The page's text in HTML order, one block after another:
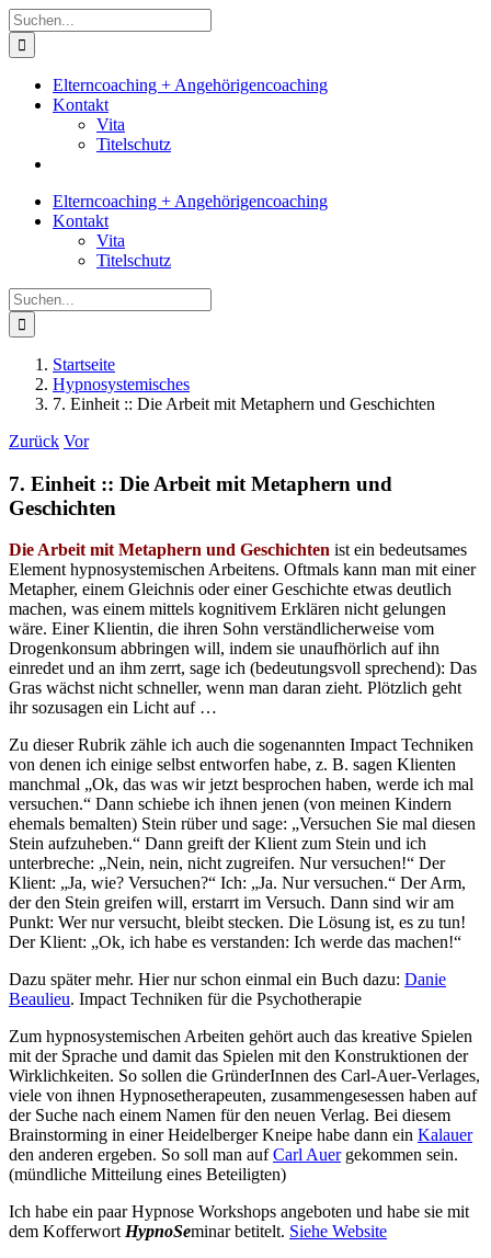
Zum
Inhalt
springen
Suche
nach:
Elterncoaching + Angehörigencoaching
Kontakt
Vita
Titelschutz
Elterncoaching + Angehörigencoaching
Kontakt
Vita
Titelschutz
Suche
nach:
Startseite
Hypnosystemisches
7. Einheit :: Die Arbeit mit Metaphern und Geschichten
Zurück Vor
7. Einheit :: Die Arbeit mit Metaphern und
Geschichten
Die Arbeit mit Metaphern und Geschichten ist ein bedeutsames
Element hypnosystemischen Arbeitens. Oftmals kann man mit einer
Metapher, einem Gleichnis oder einer Geschichte etwas deutlich
machen, was einem mittels kognitivem Erklären nicht gelungen
wäre. Einer Klientin, die ihren Sohn verständlicherweise vom
Drogenkonsum abbringen will, indem sie unaufhörlich auf ihn
einredet und an ihm zerrt, sage ich (bedeutungsvoll sprechend): Das
Gras wächst nicht schneller, wenn man daran zieht. Plötzlich geht
ihr sozusagen ein Licht auf …
Zu dieser Rubrik zähle ich auch die sogenannten Impact Techniken
von denen ich einige selbst entworfen habe, z. B. sagen Klienten
manchmal „Ok, das was wir jetzt besprochen haben, werde ich mal
versuchen.“ Dann schiebe ich ihnen jenen (von meinen Kindern
ehemals bemalten) Stein rüber und sage: „Versuchen Sie mal diesen
Stein aufzuheben.“ Dann greift der Klient zum Stein und ich
unterbreche: „Nein, nein, nicht zugreifen. Nur versuchen!“ Der
Klient: „Ja, wie? Versuchen?“ Ich: „Ja. Nur versuchen.“ Der Arm,
der den Stein greifen will, erstarrt im Versuch. Dann sind wir am
Punkt: Wer nur versucht, bleibt stecken. Die Lösung ist, es zu tun!
Der Klient: „Ok, ich habe es verstanden: Ich werde das machen!“
Dazu später mehr. Hier nur schon einmal ein Buch dazu: Danie
Beaulieu. Impact Techniken für die Psychotherapie
Zum hypnosystemischen Arbeiten gehört auch das kreative Spielen
mit der Sprache und damit das Spielen mit den Konstruktionen der
Wirklichkeiten. So sollen die GründerInnen des Carl-Auer-Verlages,
viele von ihnen Hypnosetherapeuten, zusammengesessen haben auf
der Suche nach einem Namen für den neuen Verlag. Bei diesem
Brainstorming in einer Heidelberger Kneipe habe dann ein Kalauer
den anderen ergeben. So soll man aufCarl Auergekommen sein.
(mündliche Mitteilung eines Beteiligten)
Ich habe ein paar Hypnose Workshops angeboten und habe sie mit
dem KofferwortHypnoSeminar betitelt. Siehe Website